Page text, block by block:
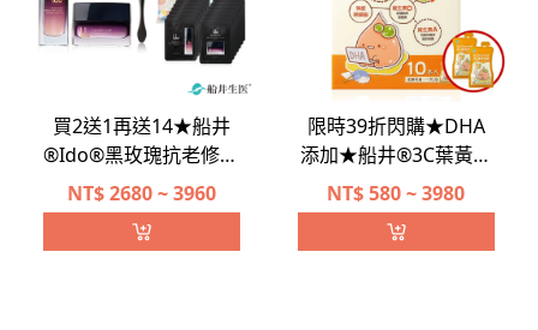
買2送1再送14★船井
®Ido®黑玫瑰抗老修護
組
NT$2680 ~ 3960
限時39折閃購★DHA
添加★船井®3C葉黃素
飲(兒童學齡專用/含維
生素D/膳食纖維)
NT$580 ~ 3980